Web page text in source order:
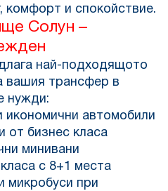
комфорт и спокойствие.
Солун –
най-подходящото
вашия трансфер в
нужди:
автомобили
от бизнес класа
минивани
с 8+1 места
микробуси при